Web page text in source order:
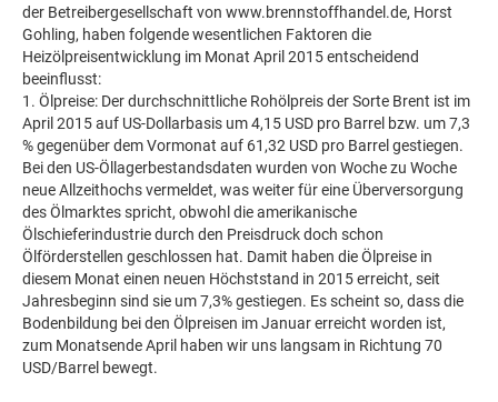
der Betreibergesellschaft von www.brennstoffhandel.de, Horst
Gohling, haben folgende wesentlichen Faktoren die
Heizölpreisentwicklung im Monat April 2015 entscheidend
beeinflusst:
1. Ölpreise: Der durchschnittliche Rohölpreis der Sorte Brent ist im
April 2015 auf US-Dollarbasis um 4,15 USD pro Barrel bzw. um 7,3
% gegenüber dem Vormonat auf 61,32 USD pro Barrel gestiegen.
Bei den US-Öllagerbestandsdaten wurden von Woche zu Woche
neue Allzeithochs vermeldet, was weiter für eine Überversorgung
des Ölmarktes spricht, obwohl die amerikanische
Ölschieferindustrie durch den Preisdruck doch schon
Ölförderstellen geschlossen hat. Damit haben die Ölpreise in
diesem Monat einen neuen Höchststand in 2015 erreicht, seit
Jahresbeginn sind sie um 7,3% gestiegen. Es scheint so, dass die
Bodenbildung bei den Ölpreisen im Januar erreicht worden ist,
zum Monatsende April haben wir uns langsam in Richtung 70
USD/Barrel bewegt.